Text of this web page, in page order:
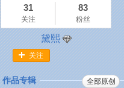
31
关注
83
粉丝
黛熙
关注
作品专辑 全部原创